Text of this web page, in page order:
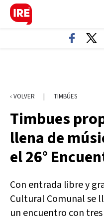
‹ VOLVER | TIMBÚES
Timbues
llena de
el 26°
Con entrada libre y
Cultural Comunal se
un encuentro con